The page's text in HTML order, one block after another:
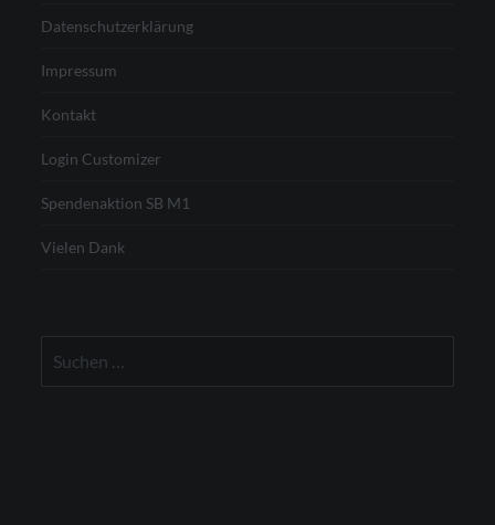
Datenschutzerklärung
Impressum
Kontakt
Login Customizer
Spendenaktion SB M1
Vielen Dank
nach: